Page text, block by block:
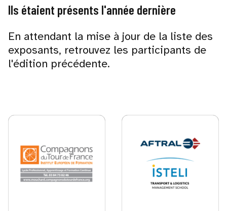
Ils étaient présents l'année dernière
En attendant la mise à jour de la liste des
exposants, retrouvez les participants de
l'édition précédente.